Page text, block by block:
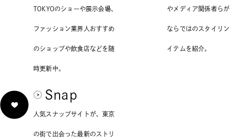
TOKYOのショーや展示会場、
ファッション業界人おすすめ
のショップや飲食店などを随
時更新中。
やメディア関係者ら
ならではのスタイリ
イテムを紹介。
Snap
人気スナップサイトが、東京
の街で出会った最新のストリ